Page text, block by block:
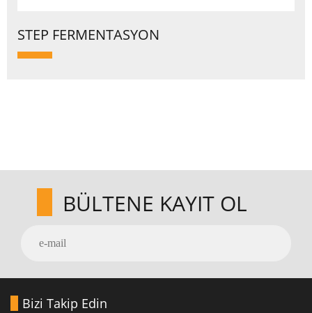
STEP FERMENTASYON
BÜLTENE KAYIT OL
Bizi Takip Edin